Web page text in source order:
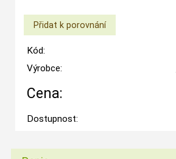
Kód:
Výrobce:
Cena:
Dostupnost: